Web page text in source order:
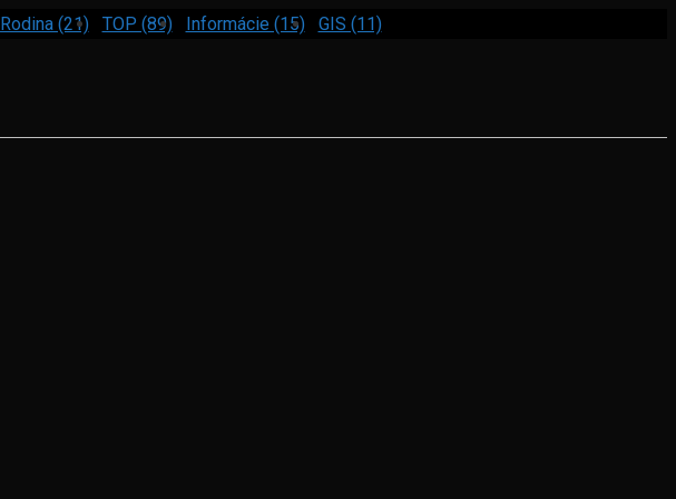
Rodina (21) TOP (89) Informácie (15) GIS (11)